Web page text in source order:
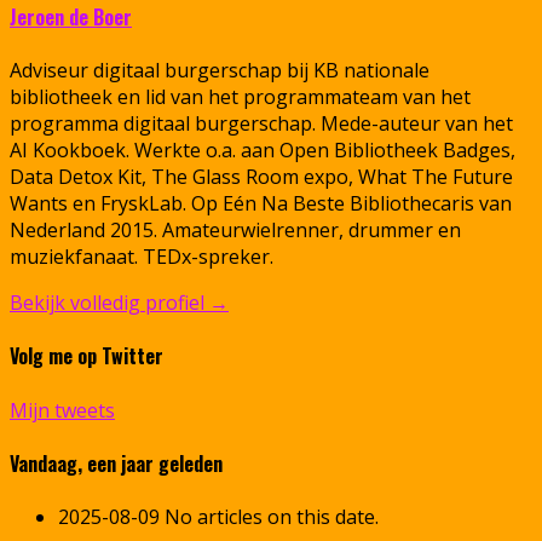
Jeroen de Boer
Adviseur digitaal burgerschap bij KB nationale
bibliotheek en lid van het programmateam van het
programma digitaal burgerschap. Mede-auteur van het
AI Kookboek. Werkte o.a. aan Open Bibliotheek Badges,
Data Detox Kit, The Glass Room expo, What The Future
Wants en FryskLab. Op Eén Na Beste Bibliothecaris van
Nederland 2015. Amateurwielrenner, drummer en
muziekfanaat. TEDx-spreker.
Bekijk volledig profiel →
Volg me op Twitter
Mijn tweets
Vandaag, een jaar geleden
2025-08-09 No articles on this date.